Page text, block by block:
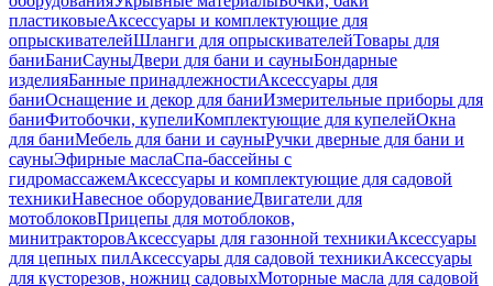
пластиковыеАксессуары и комплектующие для
опрыскивателейШланги для опрыскивателейТовары для
баниБаниСауныДвери для бани и сауныБондарные
изделияБанные принадлежностиАксессуары для
баниОснащение и декор для баниИзмерительные приборы для
баниФитобочки, купелиКомплектующие для купелейОкна
для баниМебель для бани и сауныРучки дверные для бани и
сауныЭфирные маслаСпа-бассейны с
гидромассажемАксессуары и комплектующие для садовой
техникиНавесное оборудованиеДвигатели для
мотоблоковПрицепы для мотоблоков,
минитракторовАксессуары для газонной техникиАксессуары
для цепных пилАксессуары для садовой техникиАксессуары
для кусторезов, ножниц садовыхМоторные масла для садовой